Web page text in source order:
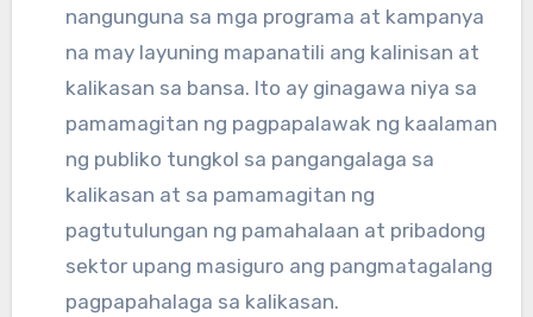
nangunguna sa mga programa at kampanya
na may layuning mapanatili ang kalinisan at
kalikasan sa bansa. Ito ay ginagawa niya sa
pamamagitan ng pagpapalawak ng kaalaman
ng publiko tungkol sa pangangalaga sa
kalikasan at sa pamamagitan ng
pagtutulungan ng pamahalaan at pribadong
sektor upang masiguro ang pangmatagalang
pagpapahalaga sa kalikasan.